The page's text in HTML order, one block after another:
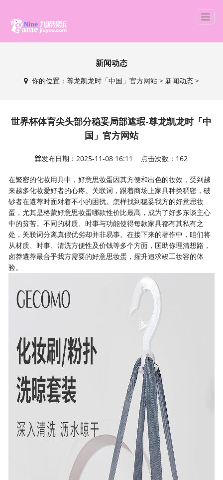
T
g
i
n
新闻动态
你的位置： 尊龙凯龙时「中国」官方网站> 新闻动态>
世界杯体育尖头部分稳妥局部遮瑕-尊龙凯龙时「中
国」官方网站
发布日期：2025-11-08 16:11 点击次数：162
在繁密的化妆用具中，好意思妆蛋因其方便和出色的妆效，受到越
来越多化妆爱好者的心疼。关联词，跟着商场上家具种类稠密，破
钞者在遴荐时面对着不小的困扰。怎样找到稳妥我方的好意思妆
蛋，尤其是格蒙好意思妆蛋哪款性价比最高，成为了好多东谈主心
中的贫苦。不同的材质、时事与功能使得每款家具都有其私有之
处，关联词分离真假优劣却并非易事。在接下来的著作中，咱们将
从材质、时事、清洗方便性及价钱等多个方面，匡助你理清想路，
卤莽遴荐最合乎我方需要的好意思妆蛋，擢升追求竣工妆容的体
验。